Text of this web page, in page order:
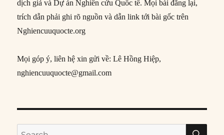
dịch giả và Dự án Nghiên cứu Quốc tế. Mọi bài đăng lại,
trích dẫn phải ghi rõ nguồn và dẫn link tới bài gốc trên
Nghiencuuquocte.org
Mọi góp ý, liên hệ xin gửi về: Lê Hồng Hiệp,
nghiencuuquocte@gmail.com
Search